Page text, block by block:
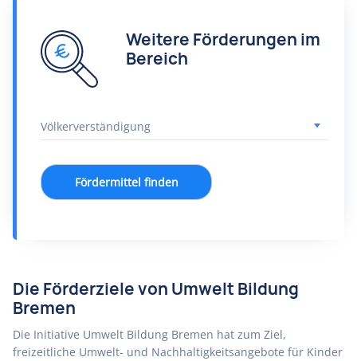
Weitere Förderungen im
Bereich
Fördermittel finden
Die Förderziele von Umwelt Bildung
Bremen
Die Initiative Umwelt Bildung Bremen hat zum Ziel,
freizeitliche Umwelt- und Nachhaltigkeitsangebote für Kinder